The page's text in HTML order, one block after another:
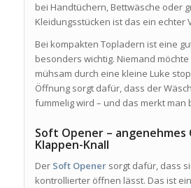
bei Handtüchern, Bettwäsche oder
Kleidungsstücken ist das ein echter
Bei kompakten Topladern ist eine
besonders wichtig. Niemand
mühsam durch eine kleine Luke
Öffnung sorgt dafür, dass der
fummelig wird – und das merkt man
Soft Opener – angenehmes
Klappen-Knall
Der Soft Openersorgt dafür, dass
kontrollierter öffnen lässt. Das ist